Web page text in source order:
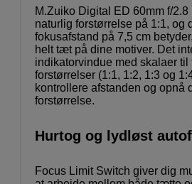
M.Zuiko Digital ED 60mm f/
naturlig forstørrelse på 1:1, og
fokusafstand på 7,5 cm
helt tæt på dine motiver. Det
indikatorvindue med skalaer til
forstørrelser (1:1, 1:2, 1:3 og
kontrollere afstanden og opnå
forstørrelse.
Hurtog og lydløst
Focus Limit Switch giver dig